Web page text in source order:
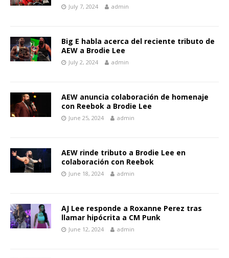
July 7, 2024 admin
Big E habla acerca del reciente tributo de
AEW a Brodie Lee
July 2, 2024 admin
AEW anuncia colaboración de homenaje
con Reebok a Brodie Lee
June 25, 2024 admin
AEW rinde tributo a Brodie Lee en
colaboración con Reebok
June 18, 2024 admin
AJ Lee responde a Roxanne Perez tras
llamar hipócrita a CM Punk
June 12, 2024 admin